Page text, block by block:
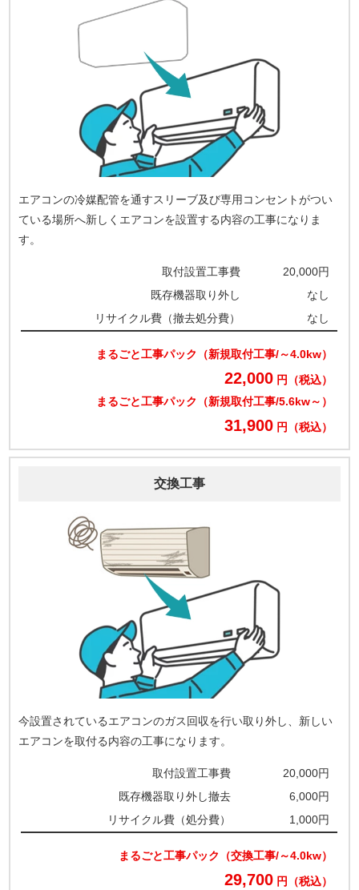
エアコンの冷媒配管を通すスリーブ及び専用コンセントがつい
ている場所へ新しくエアコンを設置する内容の工事になりま
す。
取付設置工事費
20,000円
既存機器取り外し
なし
リサイクル費（撤去処分費）
なし
まるごと工事パック（新規取付工事/～4.0kw）
22,000 円（税込）
まるごと工事パック（新規取付工事/5.6kw～）
31,900 円（税込）
交換工事
今設置されているエアコンのガス回収を行い取り外し、新しい
エアコンを取付る内容の工事になります。
取付設置工事費
20,000円
既存機器取り外し撤去
6,000円
リサイクル費（処分費）
1,000円
まるごと工事パック（交換工事/～4.0kw）
29,700 円（税込）